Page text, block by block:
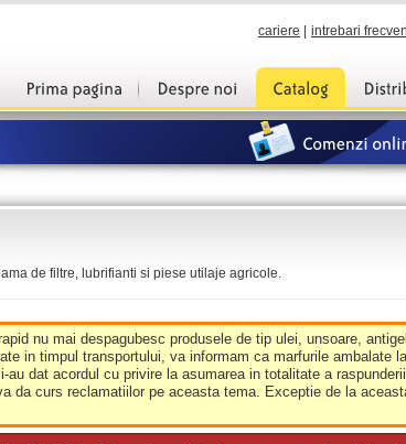
cariere intrebari
de filtre, lubrifianti si piese utilaje agricole.
nu mai despagubesc produsele de tip ulei, unsoare,
in timpul transportului, va informam ca marfurile ambalate
dat acordul cu privire la asumarea in totalitate a
da curs reclamatiilor pe aceasta tema. Exceptie de la